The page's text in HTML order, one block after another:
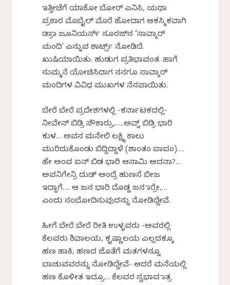
ಇತ್ತೀಚೆಗೆ ಯಾಕೋ ಬೋರ್ ಎನಿಸಿ, ಯಥಾ
ಪ್ರಕಾರ ಮೊಬೈಲ್ ಮೊರೆ ಹೋದಾಗ ಆಕಸ್ಮಿಕವಾಗಿ
ಡ್ರಾಮಾ ಜೂನಿಯರ್ಸ್ ಸೂರಜ್‌ನ ‘ಸಾವ್ಕಾರ್
ಮಂದಿ’ ಎನ್ನುವ ಶಾರ್ಟ್ಸ್ ನೋಡಿದೆ.
ಖುಷಿಯಾಯಿತು. ಹುಡುಗ ಪ್ರತಿಭಾವಂತ. ಹಾಗೆ
ಸುಮ್ಮನೆ ಯೋಚಿಸಿದಾಗ ನನಗೂ ಸಾವ್ಕಾರ್
ಮಂದಿಗಳ ವಿವಿಧ ಮುಖಗಳ ನೆನಪಾಯಿತು.
ಬೇರೆ ಬೇರೆ ಪ್ರದೇಶಗಳಲ್ಲಿ -ಕರ್ನಾಟಕದಲ್ಲಿ-
ನೀವೇನ್ ಬಿಡ್ರಿ ಸೌಕಾರ್ರು,…..ಅವ್ನ್ ಬಿಡ್ರಿ ಭಾರಿ
ಕುಳ… ಅವನ ಮನೇಲಿ ಲಕ್ಷ್ಮಿ ಕಾಲು
ಮುರಿದುಕೊಂಡು ಬಿದ್ದಿದ್ದಾಳೆ (ಶಾಂತಂ ಪಾಪಂ)….
ಹೇ ಅಂವ ಏನ್ ಬಿಡ ಭಾರಿ ಆಸಾಮಿ ಅದನಾ?…
ಅವನಿಗೇನ್ರಿ ದುಡ್ ಅಂದ್ರೆ ಹುಣಸೆ ಬೀಜ
ಇದ್ದಾಗೆ…. ಆ ಜನ ಭಾರಿ ದೊಡ್ಡ ಜನ ಮಾರ್ರೇ,…
ಎಂದು ಸಂಬೋದಿಸುವುದನ್ನು ನೋಡಿದ್ದೇವೆ.
ಹೀಗೆ ಬೇರೆ ಬೇರೆ ರೀತಿ ಉಳ್ಳವರು -ಅವರಲ್ಲಿ
ಕೆಲವರು ಶಿವಾಲಯ, ಕೃಷ್ಣಾಲಯ ಎಲ್ಲದಕ್ಕೂ
ಹಣ ಹಾಕಿ, ಹಣದ ಜೊತೆಗೆ ಮತಗಳನ್ನೂ
ಬಾಚುವವರನ್ನು ನೋಡಿದ್ದೇವೆ- ಆದರೆ ಮನೆಯಲ್ಲಿ
ಹಣ ಕೊಳೀತ ಇದ್ರೂ… ಕೆಲವರ ಸ್ವಭಾವ ಮಾತ್ರ